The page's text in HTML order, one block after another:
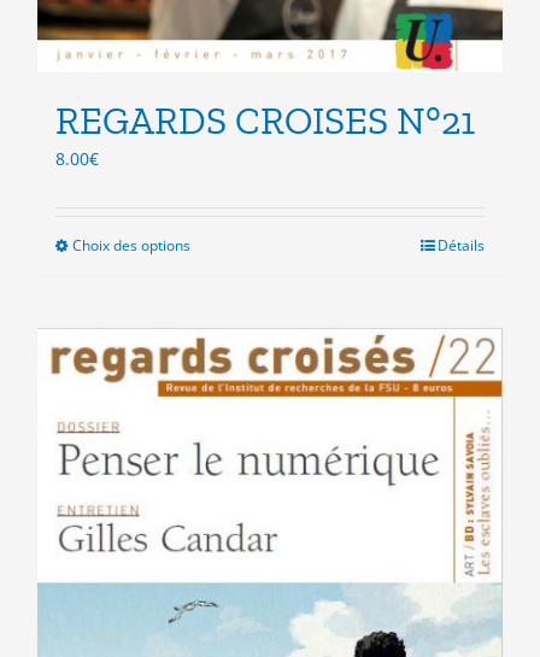
REGARDS CROISES N°21
8.00€
Choix des optionsCe
plusieurs
variations.
Les
options
être
la
du
produit
Détails